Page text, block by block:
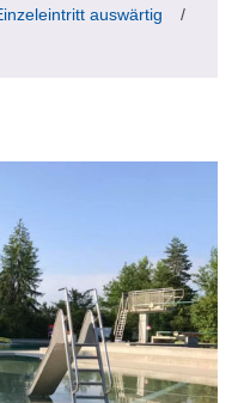
auswärtig
/